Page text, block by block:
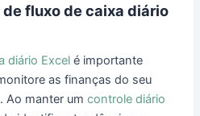
de fluxo de caixa diário
diário Excel é importante
as finanças do seu
Ao manter umcontrole diário